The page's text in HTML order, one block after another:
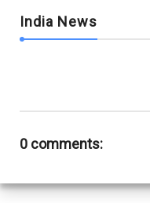
India News
0 comments: